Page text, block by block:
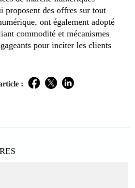
proposent des offres sur tout
ont également adopté
commodité et mécanismes
pour inciter les clients
: Facebook
TwitterLinkedIn